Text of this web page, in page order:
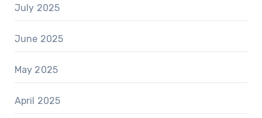
July 2025
June 2025
May 2025
April 2025